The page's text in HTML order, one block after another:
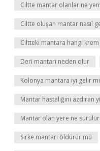
Ciltte mantar olanlar ne
Ciltte oluşan mantar nasıl
Ciltteki mantara hangi
Deri mantarı neden olur
Kolonya mantara iyi gelir mi
Mantar hastalığını
Mantar olan yere ne sürülür
Sirke mantarı öldürür mü